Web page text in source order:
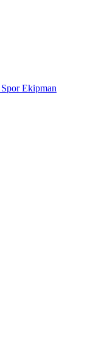
Spor Ekipman